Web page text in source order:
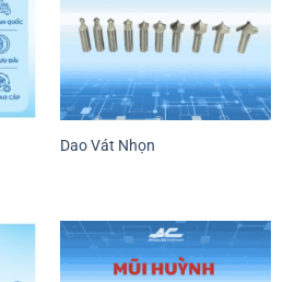
Dao Vát Nhọn